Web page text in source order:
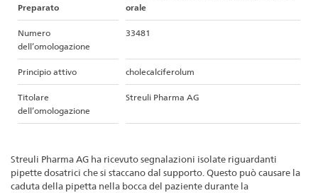
Preparato
orale
Numero
dell’omologazione
33481
Principio attivo cholecalciferolum
Titolare
dell’omologazione
Streuli Pharma AG
Streuli Pharma AG ha ricevuto segnalazioni isolate riguardanti
pipette dosatrici che si staccano dal supporto. Questo può causare la
caduta della pipetta nella bocca del paziente durante la